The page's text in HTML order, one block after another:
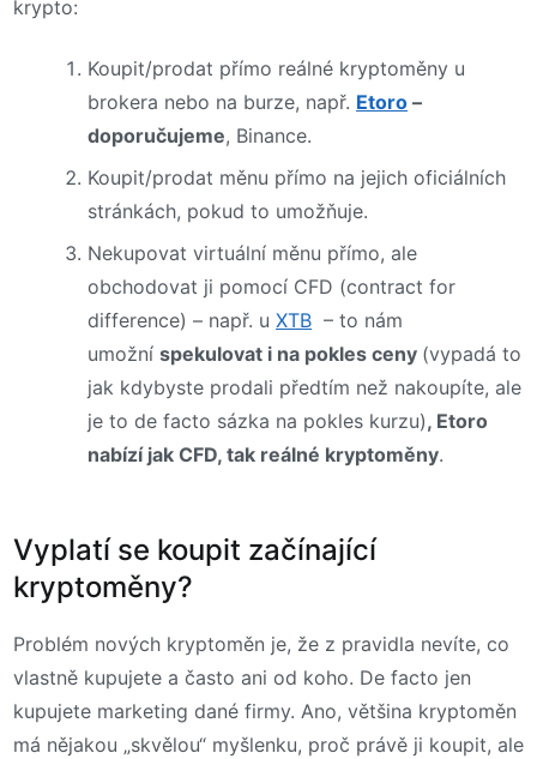
krypto:
Koupit/prodat přímo reálné kryptoměny u
brokera nebo na burze, např. Etoro –
doporučujeme, Binance.
Koupit/prodat měnu přímo na jejich oficiálních
stránkách, pokud to umožňuje.
Nekupovat virtuální měnu přímo, ale
obchodovat ji pomocí CFD (contract for
difference) – např. uXTB – to nám
umožníspekulovat i na pokles ceny (vypadá to
jak kdybyste prodali předtím než nakoupíte, ale
je to de facto sázka na pokles kurzu), Etoro
nabízí jak CFD, tak reálné kryptoměny.
Vyplatí se koupit začínající
kryptoměny?
Problém nových kryptoměn je, že z pravidla nevíte, co
vlastně kupujete a často ani od koho. De facto jen
kupujete marketing dané firmy. Ano, většina kryptoměn
má nějakou „skvělou“ myšlenku, proč právě ji koupit, ale